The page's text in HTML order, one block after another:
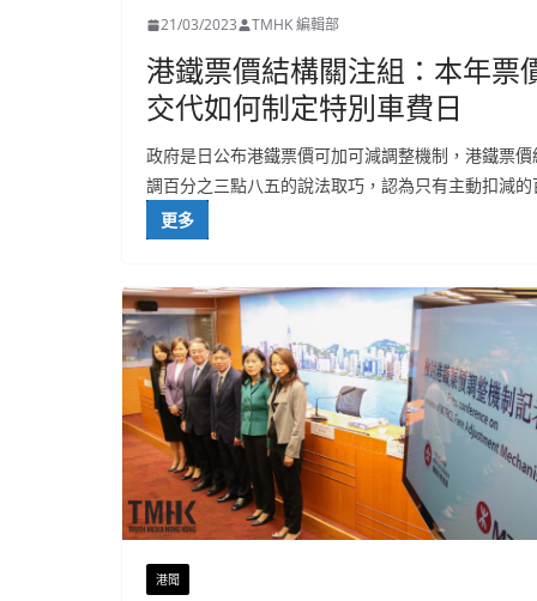
21/03/2023 TMHK 編輯部
港鐵票價結構關注組：本年票
交代如何制定特別車費日
政府是日公布港鐵票價可加可減調整機制，港鐵票
調百分之三點八五的說法取巧，認為只有主動扣減
更多
港聞